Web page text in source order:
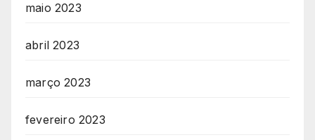
maio 2023
abril 2023
março 2023
fevereiro 2023